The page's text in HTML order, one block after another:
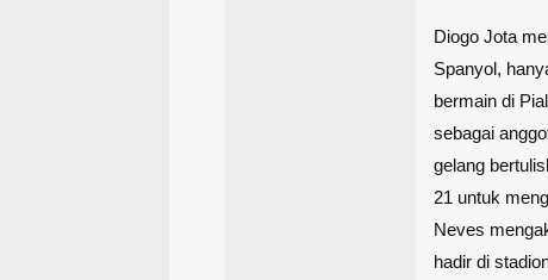
Diogo Jota
Spanyol,
bermain di
sebagai
gelang
21 untuk
Neves
hadir di